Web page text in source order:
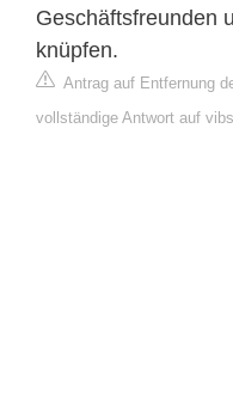
Geschäftsfreunden
knüpfen.
Antrag auf Entfernung
vollständige Antwort auf